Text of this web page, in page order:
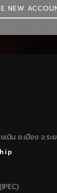
NEW
นิน อ.เมือง จ.ร